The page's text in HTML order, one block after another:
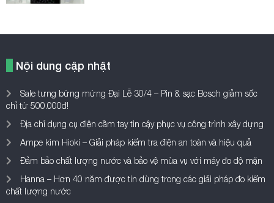
Nội dung cập nhật
Sale tưng bừng mừng Đại Lễ 30/4 – Pin & sạc Bosch giảm sốc
chỉ từ 500.000đ!
Địa chỉ dụng cụ điện cầm tay tin cậy phục vụ công trình xây dựng
Ampe kìm Hioki – Giải pháp kiểm tra điện an toàn và hiệu quả
Đảm bảo chất lượng nước và bảo vệ mùa vụ với máy đo độ mặn
Hanna – Hơn 40 năm được tin dùng trong các giải pháp đo kiểm
chất lượng nước